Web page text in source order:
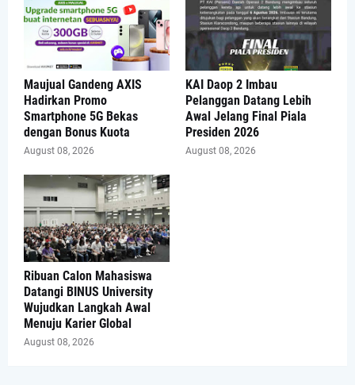
Maujual Gandeng AXIS
Hadirkan Promo
Smartphone 5G Bekas
dengan Bonus Kuota
August 08, 2026
KAI Daop 2 Imbau
Pelanggan Datang Lebih
Awal Jelang Final Piala
Presiden 2026
August 08, 2026
Ribuan Calon Mahasiswa
Datangi BINUS University
Wujudkan Langkah Awal
Menuju Karier Global
August 08, 2026